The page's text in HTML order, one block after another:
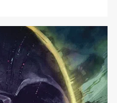
di Miles Morales:
[']